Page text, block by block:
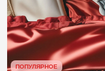
ПОПУЛЯРНОЕ